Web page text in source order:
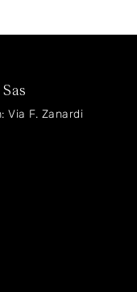
Via F. Zanardi